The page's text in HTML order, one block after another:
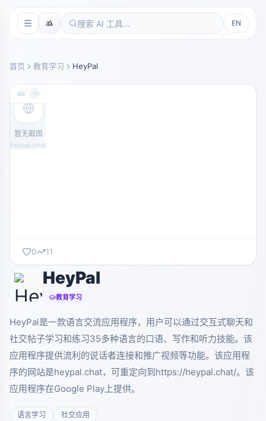
EN
首页 教育学习 HeyPal
heypal.chat
暂无截图
heypal.chat
0 11
HeyPal
教育学习
HeyPal是一款语言交流应用程序，用户可以通过交互式聊天和
社交帖子学习和练习35多种语言的口语、写作和听力技能。该
应用程序提供流利的说话者连接和推广视频等功能。该应用程
序的网站是heypal.chat，可重定向到https://heypal.chat/。该
应用程序在Google Play上提供。
语言学习 社交应用